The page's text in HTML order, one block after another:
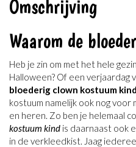
Omschrijving
Waarom de
Heb je zin om met het hele
Halloween? Of een verjaardag
bloederig clown kostuum kind
kostuum namelijk ook nog voor
en heren. Zo ben je helemaal
kostuum kind is daarnaast ook
in de verkleedkist. Jaag